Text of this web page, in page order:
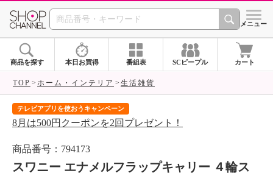
SHOP CHANNEL シメニュー
商品を探す 本日お買得 番組表 SCピープル カート
TOP ホーム・インテリア 生活雑貨
テレビアプリを使おうキャンペーン
8月は500円クーポンを2回プレゼント！
商品番号：794173
スワニー エナメルフラップキャリー ４輪ス